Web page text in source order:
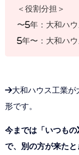
＜役割分担＞
〜5年：大和ハ
5年〜：大和ハ
→大和ハウス工業が
形です。
今までは「いつも
で、別の方が来たと